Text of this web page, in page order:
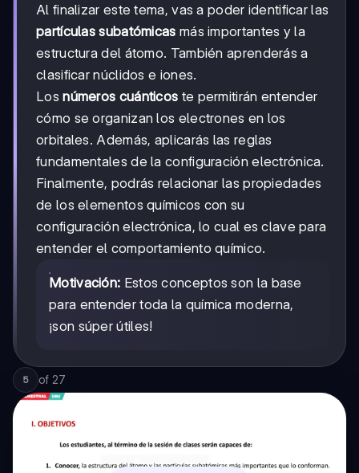
Al finalizar este tema, vas a poder identificar las
partículas subatómicas más importantes y la
estructura del átomo. También aprenderás a
clasificar núclidos e iones.
Losnúmeros cuánticos te permitirán entender
cómo se organizan los electrones en los
orbitales. Además, aplicarás las reglas
fundamentales de la configuración electrónica.
Finalmente, podrás relacionar las propiedades
de los elementos químicos con su
configuración electrónica, lo cual es clave para
entender el comportamiento químico.
Motivación: Estos conceptos son la base
para entender toda la química moderna,
¡son súper útiles!
5 of 27